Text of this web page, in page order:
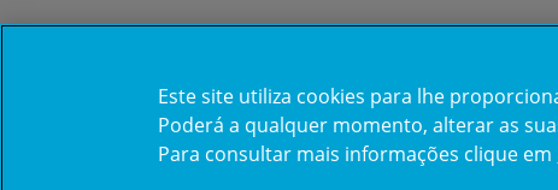
Este site utiliza cookies para lhe
Poderá a qualquer momento, alterar as
Para consultar mais informações clique em